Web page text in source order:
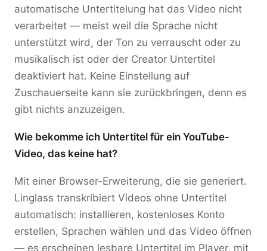
automatische Untertitelung hat das Video nicht
verarbeitet — meist weil die Sprache nicht
unterstützt wird, der Ton zu verrauscht oder zu
musikalisch ist oder der Creator Untertitel
deaktiviert hat. Keine Einstellung auf
Zuschauerseite kann sie zurückbringen, denn es
gibt nichts anzuzeigen.
Wie bekomme ich Untertitel für ein YouTube-
Video, das keine hat?
Mit einer Browser-Erweiterung, die sie generiert.
Linglass transkribiert Videos ohne Untertitel
automatisch: installieren, kostenloses Konto
erstellen, Sprachen wählen und das Video öffnen
— es erscheinen lesbare Untertitel im Player, mit